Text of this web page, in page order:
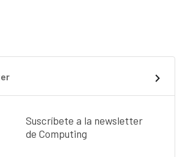
Suscríbete a la newsletter
de Computing